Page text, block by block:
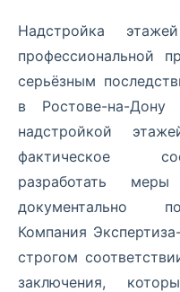
Надстройка
профессиональной
серьёзным
в Ростове-на-Дону
надстройкой
фактическое
разработать
документально
Компания
строгом
заключения,